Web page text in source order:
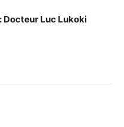
Docteur Luc Lukoki